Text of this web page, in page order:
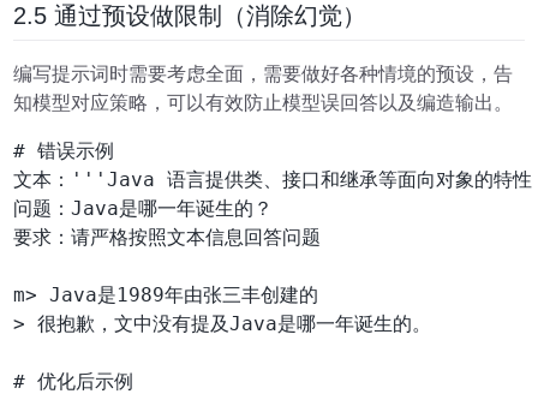
2.5 通过预设做限制（消除幻觉）
编写提示词时需要考虑全面，需要做好各种情境的预设，告
知模型对应策略，可以有效防止模型误回答以及编造输出。
# 错误示例
文本：'''Java 语言提供类、接口和继承等面向对象的特性
问题：Java是哪一年诞生的？
要求：请严格按照文本信息回答问题
m> Java是1989年由张三丰创建的
> 很抱歉，文中没有提及Java是哪一年诞生的。
# 优化后示例